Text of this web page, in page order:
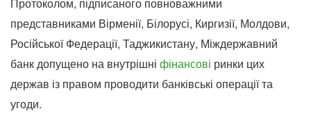
представниками Вірменії, Білорусі, Киргизії, Молдови,
Російської Федерації, Таджикистану, Міждержавний
банк допущено на внутрішні фінансові ринки цих
держав із правом проводити банківські операції та
угоди.